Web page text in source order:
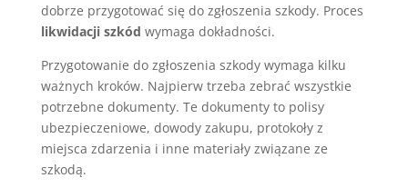
dobrze przygotować się do zgłoszenia szkody. Proces
likwidacji szkód wymaga dokładności.
Przygotowanie do zgłoszenia szkody wymaga kilku
ważnych kroków. Najpierw trzeba zebrać wszystkie
potrzebne dokumenty. Te dokumenty to polisy
ubezpieczeniowe, dowody zakupu, protokoły z
miejsca zdarzenia i inne materiały związane ze
szkodą.